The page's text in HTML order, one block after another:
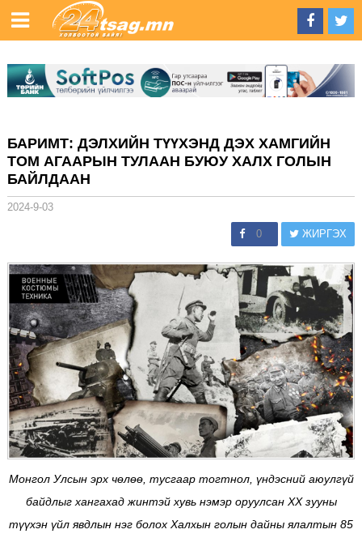
БАРИМТ: ДЭЛХИЙН ТҮҮХЭНД ДЭХ ХАМГИЙН
ТОМ АГААРЫН ТУЛААН БУЮУ ХАЛХ ГОЛЫН
БАЙЛДААН
2024-9-03
0 ЖИРГЭХ
Монгол Улсын эрх чөлөө, тусгаар тогтнол, үндэсний аюулгүй
байдлыг хангахад жинтэй хувь нэмэр оруулсан XX зууны
түүхэн үйл явдлын нэг болох Халхын голын дайны ялалтын 85